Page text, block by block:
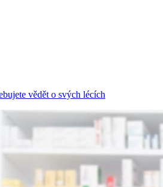
vědět o svých lécích